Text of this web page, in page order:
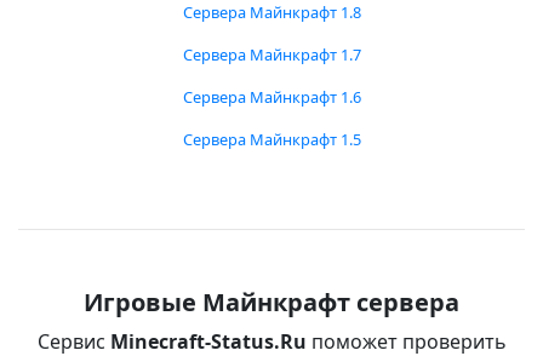
Сервера Майнкрафт 1.8
Сервера Майнкрафт 1.7
Сервера Майнкрафт 1.6
Сервера Майнкрафт 1.5
Игровые Майнкрафт сервера
Сервис Minecraft-Status.Ru поможет проверить